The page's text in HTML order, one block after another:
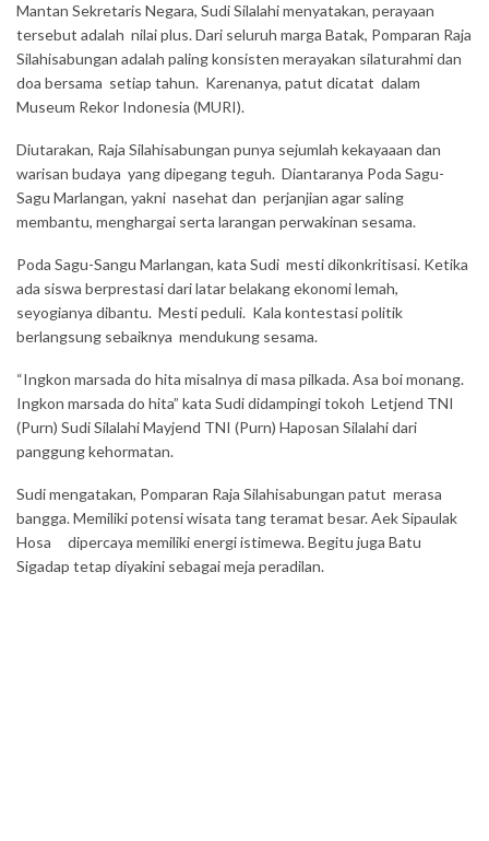
Mantan Sekretaris Negara, Sudi Silalahi menyatakan, perayaan
tersebut adalah nilai plus. Dari seluruh marga Batak, Pomparan Raja
Silahisabungan adalah paling konsisten merayakan silaturahmi dan
doa bersama setiap tahun. Karenanya, patut dicatat dalam
Museum Rekor Indonesia (MURI).
Diutarakan, Raja Silahisabungan punya sejumlah kekayaaan dan
warisan budaya yang dipegang teguh. Diantaranya Poda Sagu-
Sagu Marlangan, yakni nasehat dan perjanjian agar saling
membantu, menghargai serta larangan perwakinan sesama.
Poda Sagu-Sangu Marlangan, kata Sudi mesti dikonkritisasi. Ketika
ada siswa berprestasi dari latar belakang ekonomi lemah,
seyogianya dibantu. Mesti peduli. Kala kontestasi politik
berlangsung sebaiknya mendukung sesama.
“Ingkon marsada do hita misalnya di masa pilkada. Asa boi monang.
Ingkon marsada do hita” kata Sudi didampingi tokoh Letjend TNI
(Purn) Sudi Silalahi Mayjend TNI (Purn) Haposan Silalahi dari
panggung kehormatan.
Sudi mengatakan, Pomparan Raja Silahisabungan patut merasa
bangga. Memiliki potensi wisata tang teramat besar. Aek Sipaulak
Hosa dipercaya memiliki energi istimewa. Begitu juga Batu
Sigadap tetap diyakini sebagai meja peradilan.